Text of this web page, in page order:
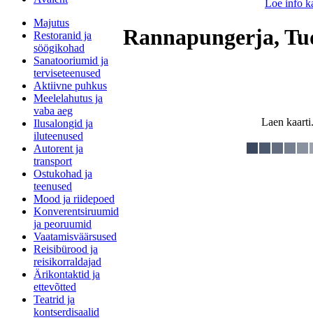
Majutus
Restoranid ja
söögikohad
Sanatooriumid ja
terviseteenused
Aktiivne puhkus
Meelelahutus ja
vaba aeg
Ilusalongid ja
iluteenused
Autorent ja
transport
Ostukohad ja
teenused
Mood ja riidepoed
Konverentsiruumid
ja peoruumid
Vaatamisväärsused
Reisibürood ja
reisikorraldajad
Ärikontaktid ja
ettevõtted
Teatrid ja
kontserdisaalid
Loe info
Rannapungerja,
Laen